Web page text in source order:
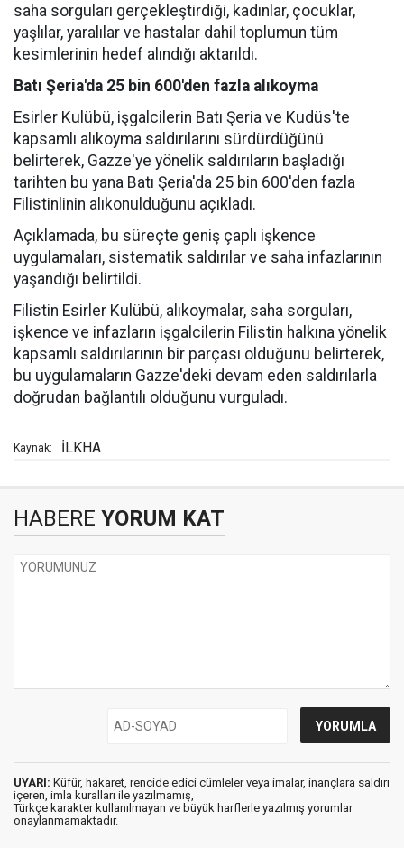
saha sorguları gerçekleştirdiği, kadınlar, çocuklar,
yaşlılar, yaralılar ve hastalar dahil toplumun tüm
kesimlerinin hedef alındığı aktarıldı.
Batı Şeria'da 25 bin 600'den fazla alıkoyma
Esirler Kulübü, işgalcilerin Batı Şeria ve Kudüs'te
kapsamlı alıkoyma saldırılarını sürdürdüğünü
belirterek, Gazze'ye yönelik saldırıların başladığı
tarihten bu yana Batı Şeria'da 25 bin 600'den fazla
Filistinlinin alıkonulduğunu açıkladı.
Açıklamada, bu süreçte geniş çaplı işkence
uygulamaları, sistematik saldırılar ve saha infazlarının
yaşandığı belirtildi.
Filistin Esirler Kulübü, alıkoymalar, saha sorguları,
işkence ve infazların işgalcilerin Filistin halkına yönelik
kapsamlı saldırılarının bir parçası olduğunu belirterek,
bu uygulamaların Gazze'deki devam eden saldırılarla
doğrudan bağlantılı olduğunu vurguladı.
Kaynak: İLKHA
HABERE YORUM KAT
UYARI: Küfür, hakaret, rencide edici cümleler veya imalar, inançlara saldırı
içeren, imla kuralları ile yazılmamış,
Türkçe karakter kullanılmayan ve büyük harflerle yazılmış yorumlar
onaylanmamaktadır.